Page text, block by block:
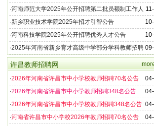
·河南师范大学2025年公开招聘第二批员额制工作人
员（硕士）公告
·新乡职业技术学院2025年招才引智公告
·河南科技学院2025年公开招聘优秀人才公告
·2025年河南省新乡育才高级中学部分学科教师招聘
公告
许昌教师招聘网
·2026年河南省许昌市中小学校教师招聘70名公告
·2026年河南省许昌市中小学教师招聘348名公告
·2026年河南省许昌市中小学校教师招聘348名公告
·河南省许昌市中小学校2026年教师招聘70名公告